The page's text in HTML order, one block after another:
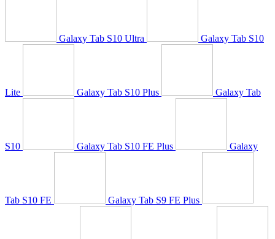
Galaxy Tab S10 Ultra Galaxy Tab S10
Lite Galaxy Tab S10 Plus Galaxy Tab
S10 Galaxy Tab S10 FE Plus Galaxy
Tab S10 FE Galaxy Tab S9 FE Plus